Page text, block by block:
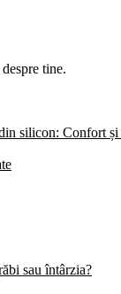
tine.
silicon: Confort
sau întârzia?